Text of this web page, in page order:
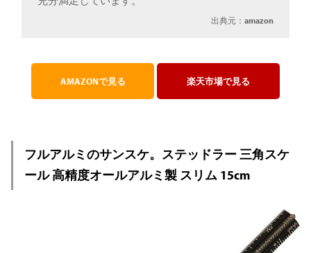
出典元：amazon
AMAZONで見る 楽天市場で見る
フルアルミのサンスケ。ステッドラー 三角スケ
ール 高精度オールアルミ製 スリム 15cm